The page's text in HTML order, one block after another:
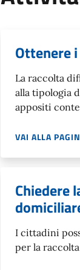
Ottenere
La raccolta
alla tipologia
appositi
VAI ALLA
Chiedere
I cittadini
per la